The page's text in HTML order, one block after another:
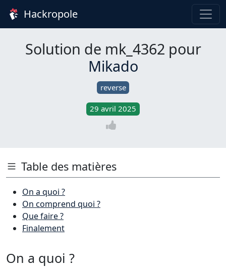
Hackropole
Solution de mk_4362 pour
Mikado
reverse
29 avril 2025
Table des matières
On a quoi ?
On comprend quoi ?
Que faire ?
Finalement
On a quoi ?